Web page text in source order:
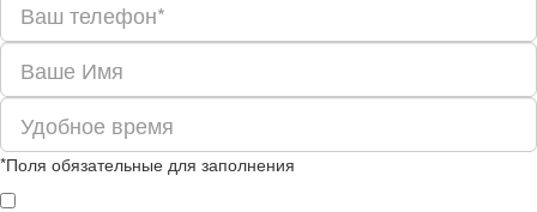
*Поля обязательные для заполнения